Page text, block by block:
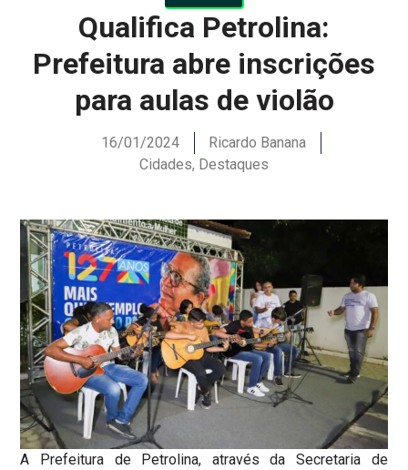
Qualifica Petrolina:
Prefeitura abre inscrições
para aulas de violão
16/01/2024
Ricardo Banana
Cidades, Destaques
A Prefeitura de Petrolina, através da Secretaria de